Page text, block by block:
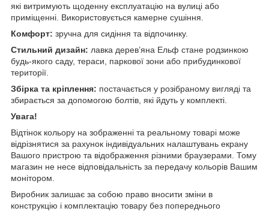
які витримують щоденну експлуатацію на вулиці або
приміщенні. Використовується камерне сушіння.
Комфорт: зручна для сидіння та відпочинку.
Стильний дизайн: лавка дерев’яна Ельф стане родзинкою
будь-якого саду, тераси, паркової зони або прибудинкової
території.
Збірка та кріплення: постачається у розібраному вигляді та
збирається за допомогою болтів, які йдуть у комплекті.
Увага!
Відтінок кольору на зображенні та реальному товарі може
відрізнятися за рахунок індивідуальних налаштувань екрану
Вашого пристрою та відображення різними браузерами. Тому
магазин не несе відповідальність за передачу кольорів Вашим
монітором.
Виробник залишає за собою право вносити зміни в
конструкцію і комплектацію товару без попереднього